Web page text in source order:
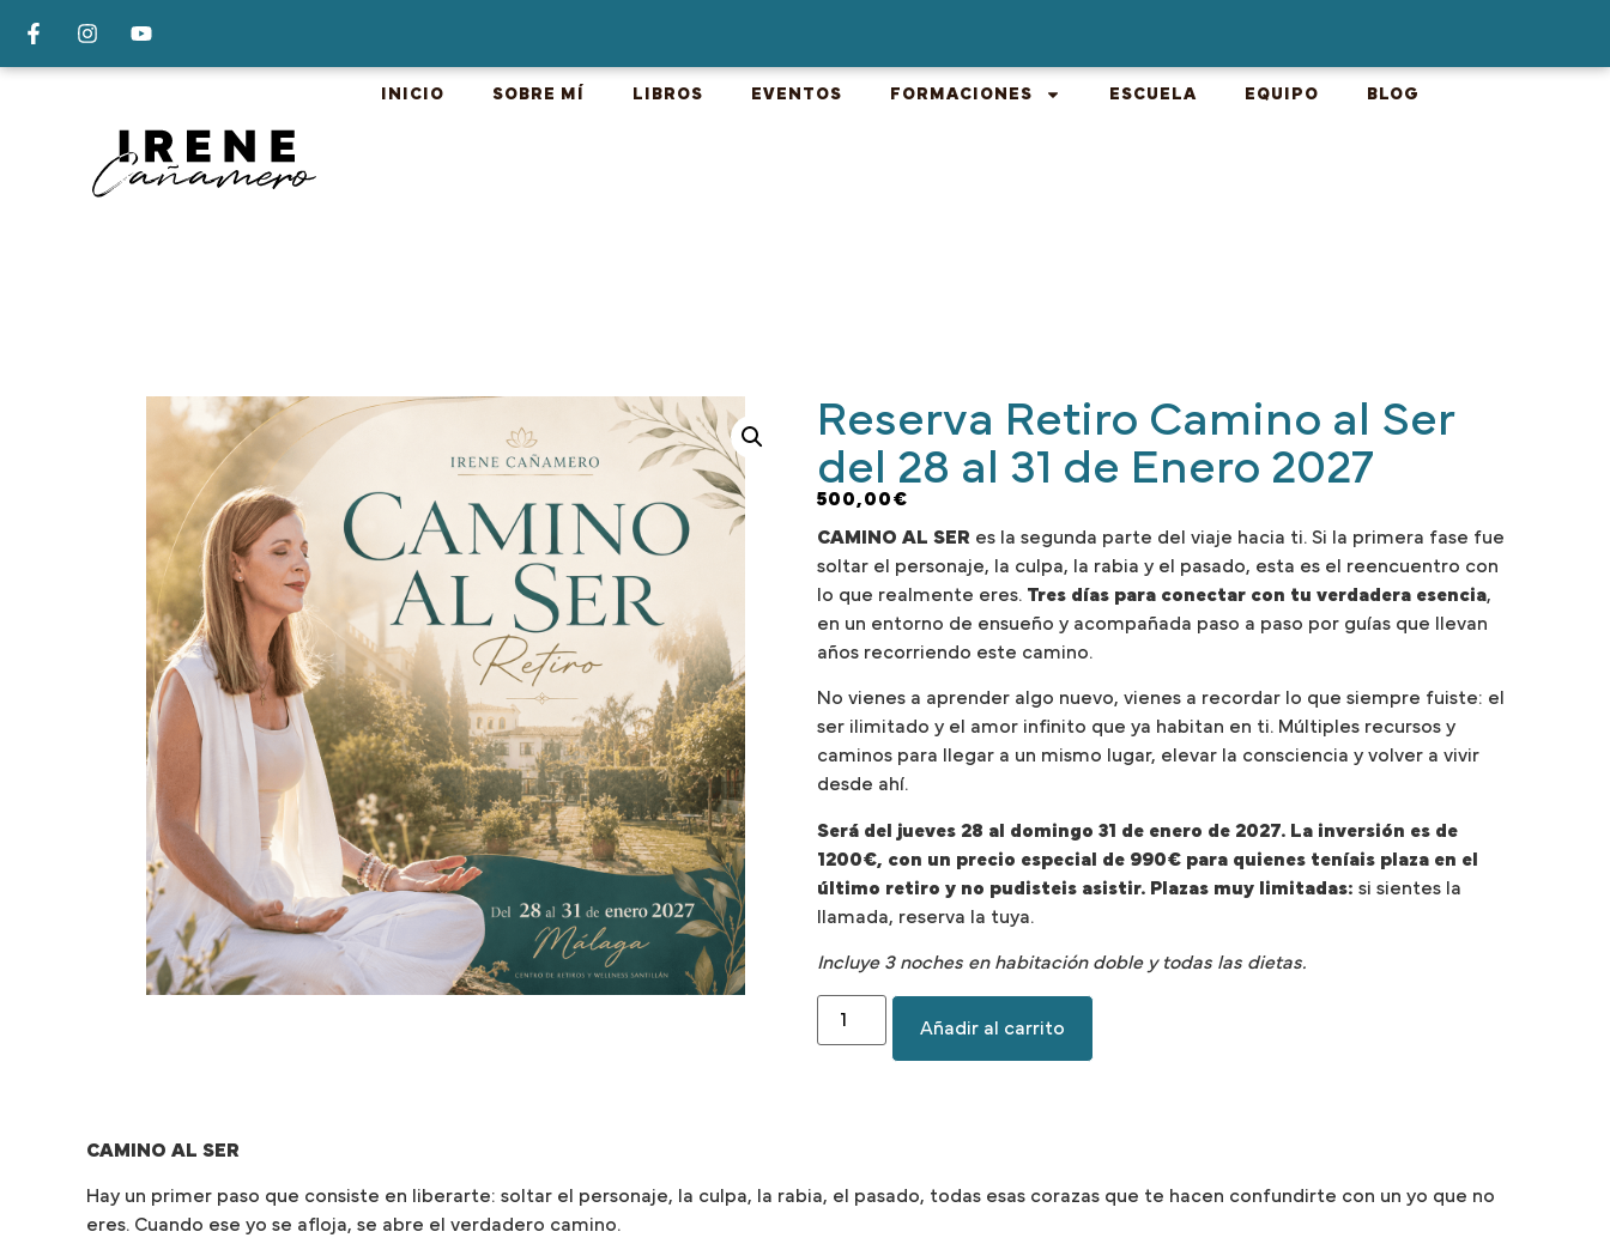
INICIO SOBRE MÍ LIBROS EVENTOS FORMACIONES ESCUELA EQUIPO BLOG
Reserva Retiro Camino al Ser
del 28 al 31 de Enero 2027
500,00€
CAMINO AL SER es la segunda parte del viaje hacia ti. Si la primera fase fue
soltar el personaje, la culpa, la rabia y el pasado, esta es el reencuentro con
lo que realmente eres. Tres días para conectar con tu verdadera esencia,
en un entorno de ensueño y acompañada paso a paso por guías que llevan
años recorriendo este camino.
No vienes a aprender algo nuevo, vienes a recordar lo que siempre fuiste: el
ser ilimitado y el amor infinito que ya habitan en ti. Múltiples recursos y
caminos para llegar a un mismo lugar, elevar la consciencia y volver a vivir
desde ahí.
Será del jueves 28 al domingo 31 de enero de 2027. La inversión es de
1200€, con un precio especial de 990€ para quienes teníais plaza en el
último retiro y no pudisteis asistir. Plazas muy limitadas: si sientes la
llamada, reserva la tuya.
Incluye 3 noches en habitación doble y todas las dietas.
Añadir al carrito
CAMINO AL SER
Hay un primer paso que consiste en liberarte: soltar el personaje, la culpa, la rabia, el pasado, todas esas corazas que te hacen confundirte con un yo que no
eres. Cuando ese yo se afloja, se abre el verdadero camino.